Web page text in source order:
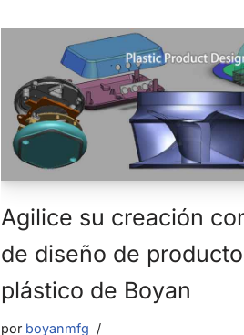
Agilice su creación
de diseño de
plástico de Boyan
por boyanmfg